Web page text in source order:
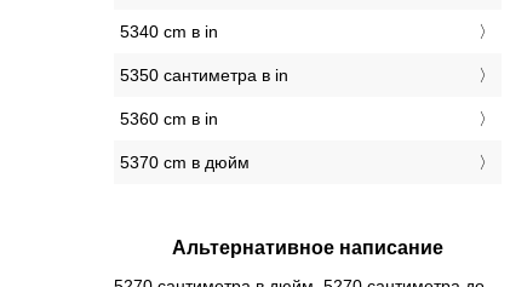
5340 cm в in
5350 сантиметра в in
5360 cm в in
5370 cm в дюйм
Альтернативное написание